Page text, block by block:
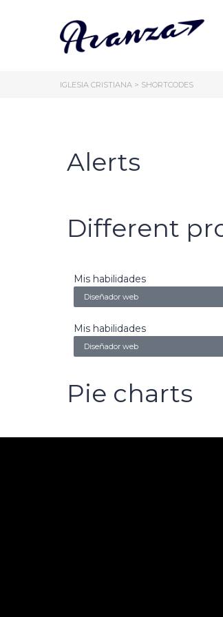
IGLESIA CRISTIANA > SHORTCODES
Alerts
Different
Mis habilidades
Diseñador web
Mis habilidades
Diseñador web
Pie charts